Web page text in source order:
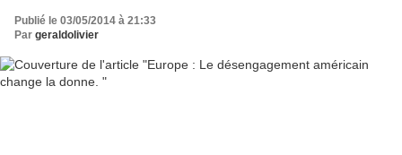
Publié le 03/05/2014 à 21:33
Par geraldolivier